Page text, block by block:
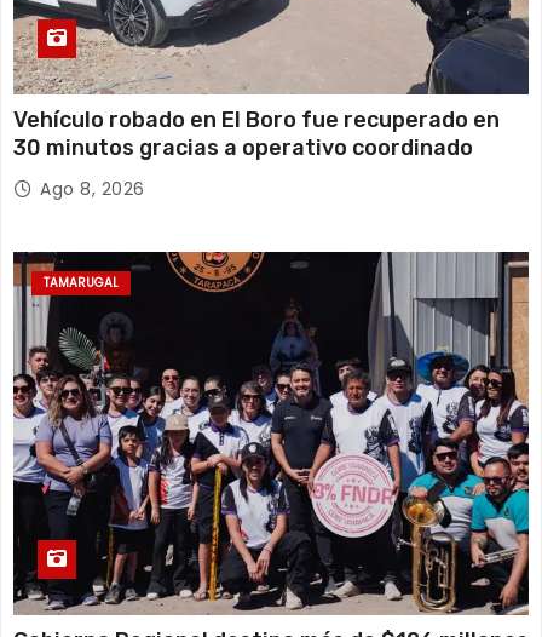
Vehículo robado en El Boro fue recuperado en
30 minutos gracias a operativo coordinado
Ago 8, 2026
TAMARUGAL